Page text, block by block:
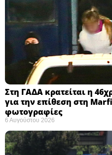
Στη ΓΑΔΑ κρατείται η
για την επίθεση στη
φωτογραφίες
6 Αυγούστου 2026